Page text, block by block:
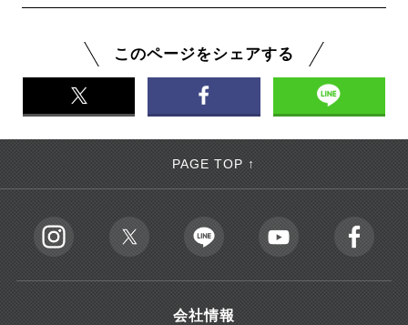
このページをシェアする
PAGE TOP ↑
会社情報